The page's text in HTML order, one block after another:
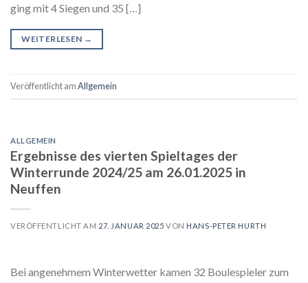
ging mit 4 Siegen und 35 […]
WEITERLESEN →
Veröffentlicht amAllgemein
ALLGEMEIN
Ergebnisse des vierten Spieltages der
Winterrunde 2024/25 am 26.01.2025 in
Neuffen
VERÖFFENTLICHT AM 27. JANUAR 2025 VON HANS-PETER HURTH
Bei angenehmem Winterwetter kamen 32 Boulespieler zum